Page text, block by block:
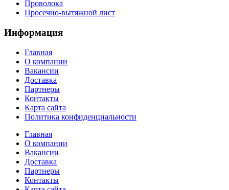
Проволока
Просечно-вытяжной лист
Информация
Главная
О компании
Вакансии
Доставка
Партнеры
Контакты
Карта сайта
Политика конфиденциальности
Главная
О компании
Вакансии
Доставка
Партнеры
Контакты